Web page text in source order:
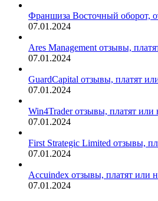
Франшиза Восточный оборот,
07.01.2024
Ares Management отзывы,
07.01.2024
GuardCapital отзывы, платят
07.01.2024
Win4Trader отзывы, платят или
07.01.2024
First Strategic Limited отзывы,
07.01.2024
Accuindex отзывы, платят или
07.01.2024